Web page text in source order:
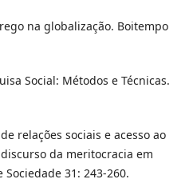
na globalização. Boitempo
Social: Métodos e Técnicas.
relações sociais e acesso ao
da meritocracia em
Sociedade 31: 243-260.